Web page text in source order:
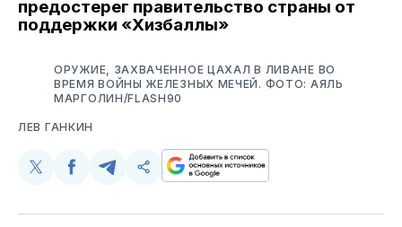
предостерег правительство страны от
поддержки «Хизбаллы»
ОРУЖИЕ, ЗАХВАЧЕННОЕ ЦАХАЛ В ЛИВАНЕ ВО
ВРЕМЯ ВОЙНЫ ЖЕЛЕЗНЫХ МЕЧЕЙ. ФОТО: АЯЛЬ
МАРГОЛИН/FLASH90
ЛЕВ ГАНКИН
Поделиться
Twitter
Поделиться
Facebook
Поделиться
Telegram
Скопируйте
поделитесь